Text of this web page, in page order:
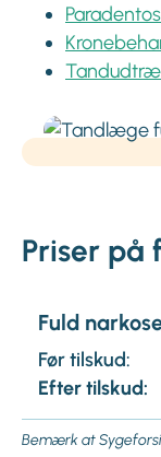
Priser på
Fuld
Før tilskud:
Efter tilskud:
Bemærk at